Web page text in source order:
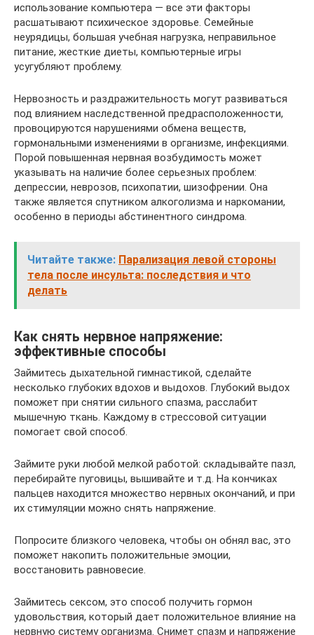
использование компьютера — все эти факторы
расшатывают психическое здоровье. Семейные
неурядицы, большая учебная нагрузка, неправильное
питание, жесткие диеты, компьютерные игры
усугубляют проблему.
Нервозность и раздражительность могут развиваться
под влиянием наследственной предрасположенности,
провоцируются нарушениями обмена веществ,
гормональными изменениями в организме, инфекциями.
Порой повышенная нервная возбудимость может
указывать на наличие более серьезных проблем:
депрессии, неврозов, психопатии, шизофрении. Она
также является спутником алкоголизма и наркомании,
особенно в периоды абстинентного синдрома.
Читайте также: Парализация левой стороны
тела после инсульта: последствия и что
делать
Как снять нервное напряжение:
эффективные способы
Займитесь дыхательной гимнастикой, сделайте
несколько глубоких вдохов и выдохов. Глубокий выдох
поможет при снятии сильного спазма, расслабит
мышечную ткань. Каждому в стрессовой ситуации
помогает свой способ.
Займите руки любой мелкой работой: складывайте пазл,
перебирайте пуговицы, вышивайте и т.д. На кончиках
пальцев находится множество нервных окончаний, и при
их стимуляции можно снять напряжение.
Попросите близкого человека, чтобы он обнял вас, это
поможет накопить положительные эмоции,
восстановить равновесие.
Займитесь сексом, это способ получить гормон
удовольствия, который дает положительное влияние на
нервную систему организма. Снимет спазм и напряжение